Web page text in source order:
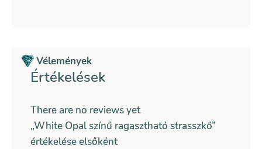
Vélemények
Értékelések
There are no reviews yet
„White Opal színű ragasztható strasszkő”
értékelése elsőként